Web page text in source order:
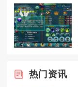
热门资讯